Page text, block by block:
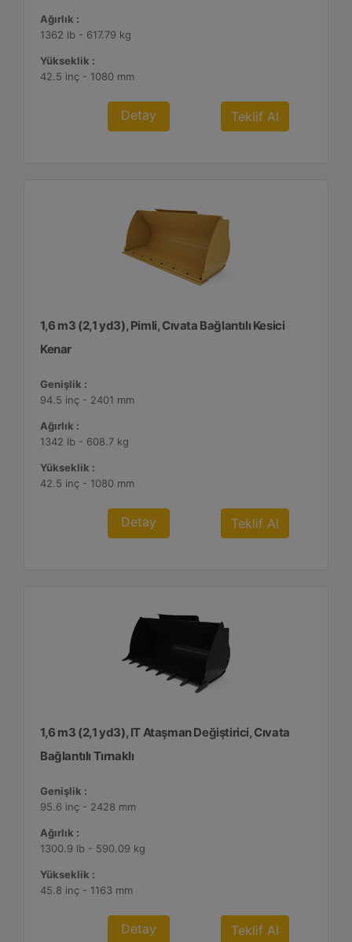
Ağırlık :
1362 lb - 617.79 kg
Yükseklik :
42.5 inç - 1080 mm
Detay Teklif Al
1,6 m3 (2,1 yd3), Pimli, Cıvata Bağlantılı Kesici
Kenar
Genişlik :
94.5 inç - 2401 mm
Ağırlık :
1342 lb - 608.7 kg
Yükseklik :
42.5 inç - 1080 mm
Detay Teklif Al
1,6 m3 (2,1 yd3), IT Ataşman Değiştirici, Cıvata
Bağlantılı Tırnaklı
Genişlik :
95.6 inç - 2428 mm
Ağırlık :
1300.9 lb - 590.09 kg
Yükseklik :
45.8 inç - 1163 mm
Detay Teklif Al